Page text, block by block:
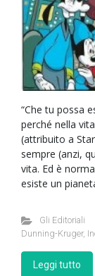
“Che tu possa
perché nella
(attribuito a
sempre (anzi,
vita. Ed è
esiste un
Gli Editoriali
Dunning-Kruger,
Leggi tutto